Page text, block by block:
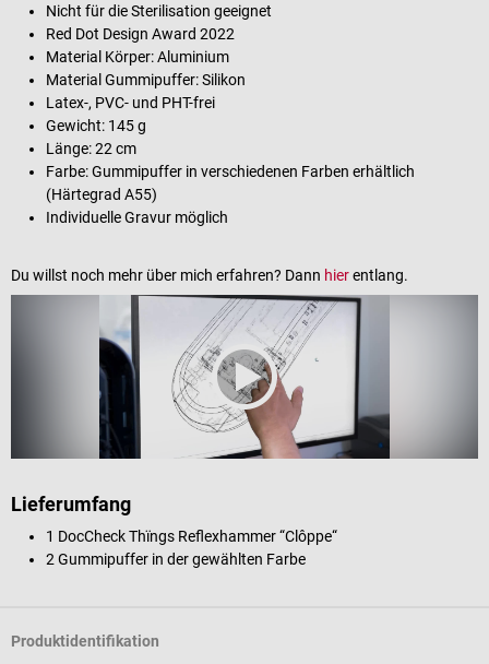
Nicht für die Sterilisation geeignet
Red Dot Design Award 2022
Material Körper: Aluminium
Material Gummipuffer: Silikon
Latex-, PVC- und PHT-frei
Gewicht: 145 g
Länge: 22 cm
Farbe: Gummipuffer in verschiedenen Farben erhältlich
(Härtegrad A55)
Individuelle Gravur möglich
Du willst noch mehr über mich erfahren? Dann hierentlang.
Lieferumfang
1 DocCheck Thïngs Reflexhammer “Clôppe“
2 Gummipuffer in der gewählten Farbe
Produktidentifikation